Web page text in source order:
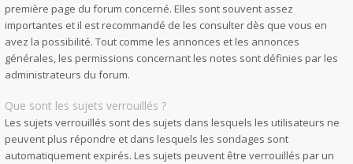
première page du forum concerné. Elles sont souvent assez
importantes et il est recommandé de les consulter dès que vous en
avez la possibilité. Tout comme les annonces et les annonces
générales, les permissions concernant les notes sont définies par les
administrateurs du forum.
Que sont les sujets verrouillés ?
Les sujets verrouillés sont des sujets dans lesquels les utilisateurs ne
peuvent plus répondre et dans lesquels les sondages sont
automatiquement expirés. Les sujets peuvent être verrouillés par un